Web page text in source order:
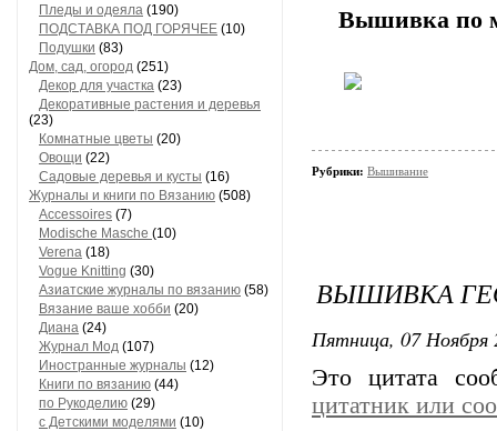
Пледы и одеяла (190)
ПОДСТАВКА ПОД ГОРЯЧЕЕ (10)
Подушки (83)
Дом, сад, огород (251)
Декор для участка (23)
Декоративные растения и деревья
(23)
Комнатные цветы (20)
Овощи (22)
Садовые деревья и кусты (16)
Журналы и книги по Вязанию (508)
Accessoires (7)
Modische Masche (10)
Verena (18)
Vogue Knitting (30)
Азиатские журналы по вязанию (58)
Вязание ваше хобби (20)
Диана (24)
Журнал Мод (107)
Иностранные журналы (12)
Книги по вязанию (44)
по Рукоделию (29)
с Детскими моделями (10)
Вышивка по
Рубрики: Вышивание
ВЫШИВКА
Пятница, 07 Ноября
Это цитата
цитатник или